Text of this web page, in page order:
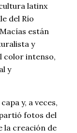
latinx
del Río
están
y
color intenso,
y
y, a veces,
fotos del
la creación de